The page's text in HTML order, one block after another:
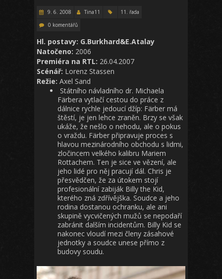
9. 6. 2008 Tina11
11. řada
0 komentářů
Hl. postavy: G.Burkhard&E.Atalay
Natočeno: 2006
Premiéra na RTL: 26.04.2007
Scénář: Lorenz Stassen
Režie: Axel Sand
Státního návladního dr. Michaela
Färbera vytlačí cestou do práce z
dálnice rychle jedoucí džíp: Färber má
štěstí, je jen lehce zraněn. Brzy se však
ukáže, že nešlo o nehodu, ale o pokus
o vraždu. Färber připravuje proces s
hlavou mezinárodního obchodu s lidmi,
zločincem velkého kalibru Mariem
Rottachem. Ten je sice ve vězení, ale
jeho lidé pro něj pracují dál. Chris je
přesvědčen, že za útokem stojí
profesionální zabiják Billy the Kid,
kterého zná zdřívějška. Soudce a jeho
rodina dostanou ochranku, ale ani
skupině vycvičených mužů se nepodaří
zabránit dalším incidentům. Billy Kid se
nakonec vloudí mezi členy zásahové
jednotky a soudce unese přímo z
budovy soudu.